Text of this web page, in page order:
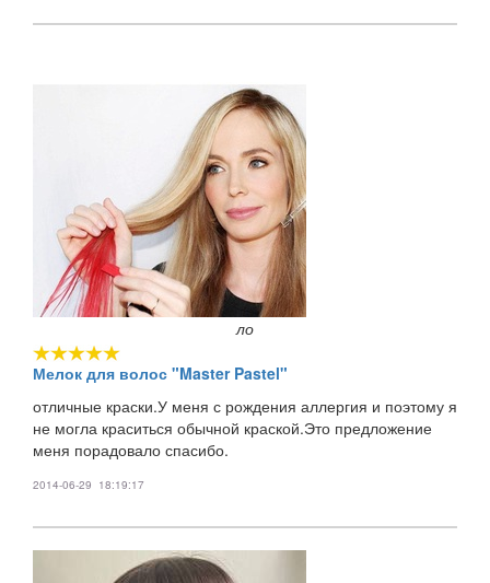
ло
Мелок для волос "Master Pastel"
отличные краски.У меня с рождения аллергия и поэтому я
не могла краситься обычной краской.Это предложение
меня порадовало спасибо.
2014-06-29 18:19:17